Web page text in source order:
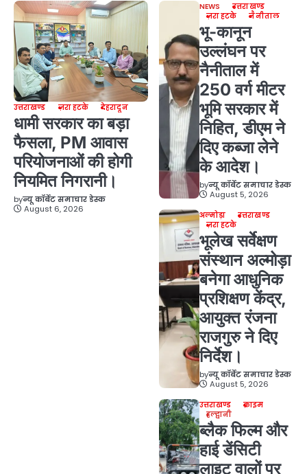
उत्तराखण्ड ज़रा हटके देहरादून
धामी सरकार का बड़ा
फैसला, PM आवास
परियोजनाओं की होगी
नियमित निगरानी।
byन्यू कॉर्बेट समाचार डेस्क
August 6, 2026
NEWS
उत्तराखण्ड
ज़रा हटके
नैनीताल
भू-कानून
उल्लंघन पर
नैनीताल में
250 वर्ग मीटर
भूमि सरकार में
निहित, डीएम ने
दिए कब्जा लेने
के आदेश।
byन्यू कॉर्बेट समाचार डेस्क
August 5, 2026
अल्मोड़ा
उत्तराखण्ड
ज़रा हटके
भूलेख सर्वेक्षण
संस्थान अल्मोड़ा
बनेगा आधुनिक
प्रशिक्षण केंद्र,
आयुक्त रंजना
राजगुरु ने दिए
निर्देश।
byन्यू कॉर्बेट समाचार डेस्क
August 5, 2026
उत्तराखण्ड
क्राइम
हल्द्वानी
ब्लैक फिल्म और
हाई डेंसिटी
लाइट वालों पर